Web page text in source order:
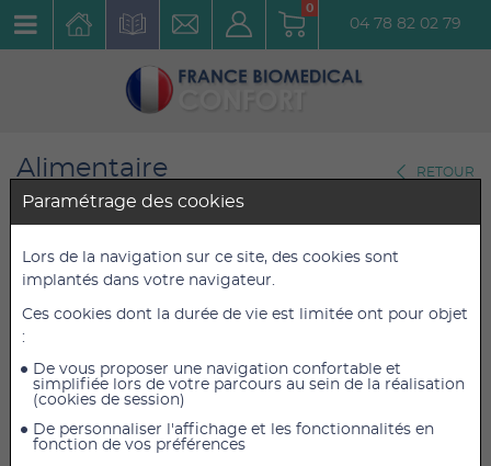
0
04 78 82 02 79
Alimentaire
Compléments alimentaires
RETOUR
Valdispert Sommeil Intégral
Complément Alimentaire 30
Comprimés
9,84 €
8,20 €HT 8,20 €HT
Paramétrage des cookies
Lors de la navigation sur ce site, des cookies sont
implantés dans votre navigateur.
Ces cookies dont la durée de vie est limitée ont pour objet
:
De vous proposer une navigation confortable et
simplifiée lors de votre parcours au sein de la réalisation
(cookies de session)
De personnaliser l'affichage et les fonctionnalités en
fonction de vos préférences